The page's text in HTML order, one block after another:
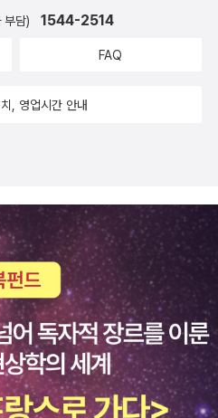
mnews/ranking/article/001/0
n.news.naver.com/mnews/arti
러누웠다. 두 사람 중 한 사람은 돌
여인은 ˝몇날 며칠˝을 같이 잤다.
라지만, 그 함께하기가 ‘내, 그 마음
에 너부터 그런 사람이 되어 보자라
감사. 덕분에 미소를 잔뜩 짓게 하
생각을 잠시 가져봅니다. 아무래도
부모들에게 더 유용한 책이 아닐까도
에서 부모와 함께 읽어도 좋은 책
무리 합니다...
부담) 1544-2514
FAQ
, 영업시간 안내